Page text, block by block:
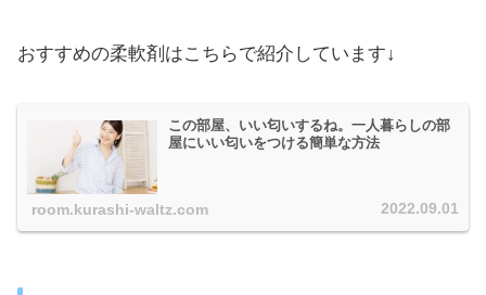
おすすめの柔軟剤はこちらで紹介しています↓
この部屋、いい匂いするね。一人暮らしの部
屋にいい匂いをつける簡単な方法
room.kurashi-waltz.com 2022.09.01